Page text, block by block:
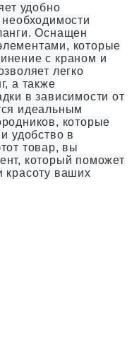
удобно
. Оснащен
которые
с краном и
легко
а также
в зависимости от
идеальным
которые
удобство в
товар, вы
который поможет
красоту ваших